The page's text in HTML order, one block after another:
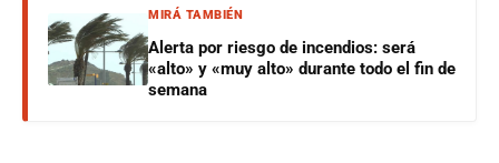
MIRÁ TAMBIÉN
Alerta por riesgo de incendios: será
«alto» y «muy alto» durante todo el fin de
semana